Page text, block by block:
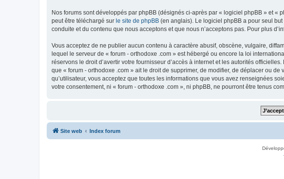
Nos forums sont développés par phpBB (désignés ci-après par « logiciel phpBB » et
peut être téléchargé sur le site de phpBB (en anglais). Le logiciel phpBB a pour seul
conduite et du contenu que nous acceptons et que nous n’acceptons pas. Pour plus
Vous acceptez de ne publier aucun contenu à caractère abusif, obscène, vulgaire,
lequel le serveur de « forum - orthodoxe .com » est hébergé ou encore la loi
réservons le droit d’avertir votre fournisseur d’accès à internet et les autorités
que « forum - orthodoxe .com » ait le droit de supprimer, de modifier, de déplacer ou
qu’utilisateur, vous acceptez que toutes les informations que vous avez renseignées
votre consentement, ni « forum - orthodoxe .com », ni phpBB, ne pourront être tenus
Site web Index forum